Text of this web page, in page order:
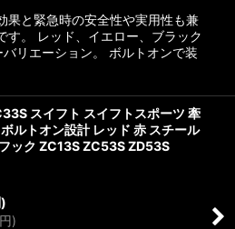
果と緊急時の安全性や実用性も兼
す。 レッド、イエロー、ブラック
リエーション。 ボルトオンで装
スイフト スイフトスポーツ 牽
ルトオン設計 レッド 赤 スチール
ック ZC13S ZC53S ZD53S
円)